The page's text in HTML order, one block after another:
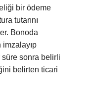
bir ödeme
tutarını
Bonoda
sonra belirli
belirten ticari